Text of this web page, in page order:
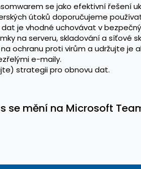
se jako efektivní řešení
útoků doporučujeme
je vhodné uchovávat v
na serveru, skladování a síťové
ochranu proti virům a udržujte je
e-maily.
strategii pro obnovu dat.
se mění na Microsoft